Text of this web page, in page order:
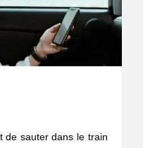
de sauter dans le train